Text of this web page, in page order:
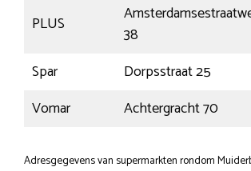
PLUS
38
Spar
Dorpsstraat 25
Vomar
Achtergracht 70
Adresgegevens van supermarkten rondom